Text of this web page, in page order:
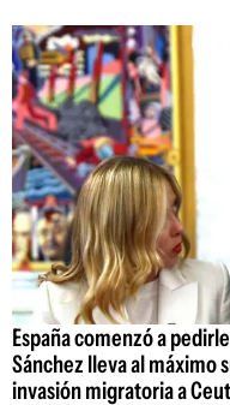
España comenzó a
Sánchez lleva al máximo
invasión migratoria a